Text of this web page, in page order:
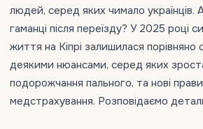
людей, серед яких чимало українців.
гаманці після переїзду? У 2025 році
життя на Кіпрі залишилася порівняно
деякими нюансами, серед яких
подорожчання пального, та нові
медстрахування. Розповідаємо